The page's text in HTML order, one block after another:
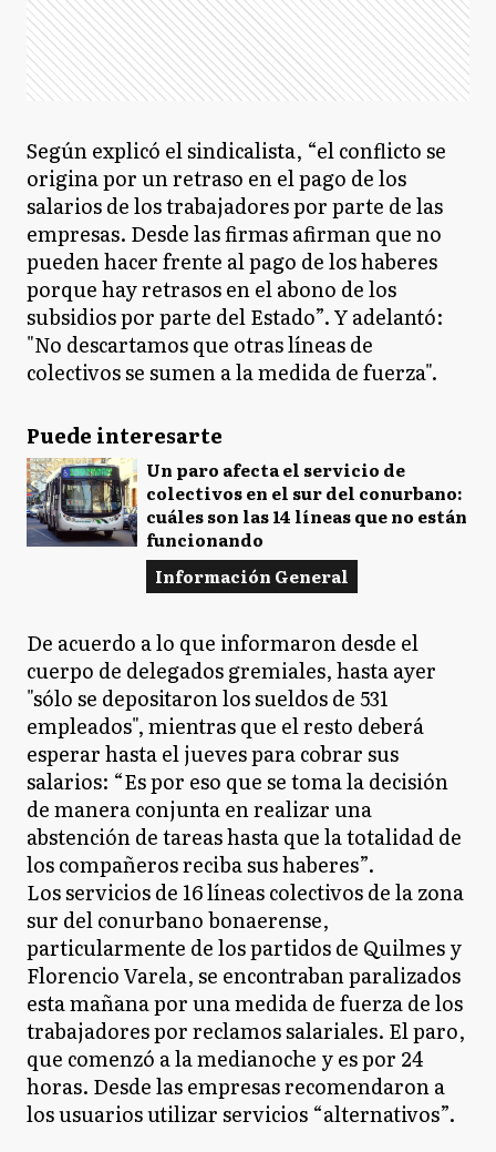
Según explicó el sindicalista, “el conflicto se
origina por un retraso en el pago de los
salarios de los trabajadores por parte de las
empresas. Desde las firmas afirman que no
pueden hacer frente al pago de los haberes
porque hay retrasos en el abono de los
subsidios por parte del Estado”. Y adelantó:
"No descartamos que otras líneas de
colectivos se sumen a la medida de fuerza".
Puede interesarte
Un paro afecta el servicio de
colectivos en el sur del conurbano:
cuáles son las 14 líneas que no están
funcionando
Información General
De acuerdo a lo que informaron desde el
cuerpo de delegados gremiales, hasta ayer
"sólo se depositaron los sueldos de 531
empleados", mientras que el resto deberá
esperar hasta el jueves para cobrar sus
salarios: “Es por eso que se toma la decisión
de manera conjunta en realizar una
abstención de tareas hasta que la totalidad de
los compañeros reciba sus haberes”.
Los servicios de 16 líneas colectivos de la zona
sur del conurbano bonaerense,
particularmente de los partidos de Quilmes y
Florencio Varela, se encontraban paralizados
esta mañana por una medida de fuerza de los
trabajadores por reclamos salariales. El paro,
que comenzó a la medianoche y es por 24
horas. Desde las empresas recomendaron a
los usuarios utilizar servicios “alternativos”.